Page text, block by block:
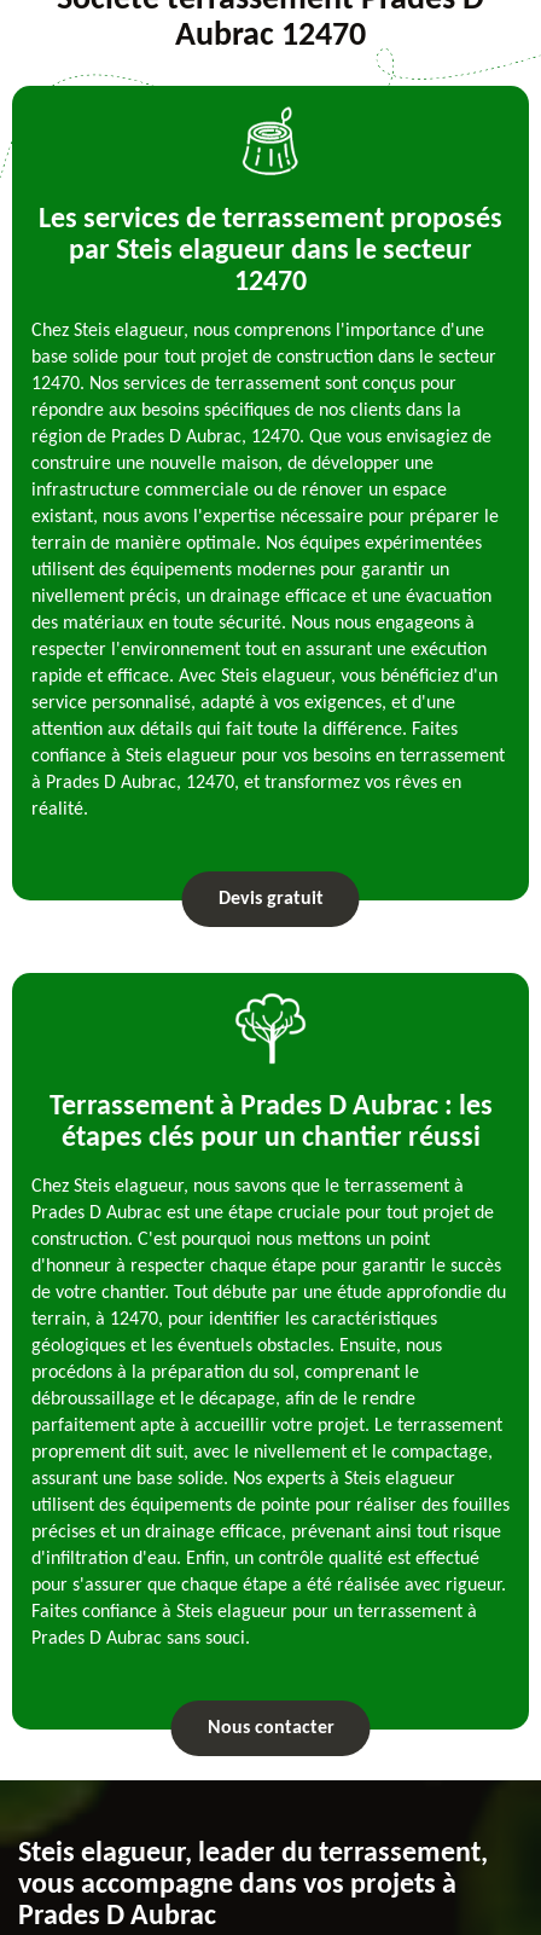
Aubrac 12470
Les services de terrassement proposés
par Steis elagueur dans le secteur
12470
Chez Steis elagueur, nous comprenons l'importance d'une
base solide pour tout projet de construction dans le secteur
12470. Nos services de terrassement sont conçus pour
répondre aux besoins spécifiques de nos clients dans la
région de Prades D Aubrac, 12470. Que vous envisagiez de
construire une nouvelle maison, de développer une
infrastructure commerciale ou de rénover un espace
existant, nous avons l'expertise nécessaire pour préparer le
terrain de manière optimale. Nos équipes expérimentées
utilisent des équipements modernes pour garantir un
nivellement précis, un drainage efficace et une évacuation
des matériaux en toute sécurité. Nous nous engageons à
respecter l'environnement tout en assurant une exécution
rapide et efficace. Avec Steis elagueur, vous bénéficiez d'un
service personnalisé, adapté à vos exigences, et d'une
attention aux détails qui fait toute la différence. Faites
confiance à Steis elagueur pour vos besoins en terrassement
à Prades D Aubrac, 12470, et transformez vos rêves en
réalité.
Devis gratuit
Terrassement à Prades D Aubrac : les
étapes clés pour un chantier réussi
Chez Steis elagueur, nous savons que le terrassement à
Prades D Aubrac est une étape cruciale pour tout projet de
construction. C'est pourquoi nous mettons un point
d'honneur à respecter chaque étape pour garantir le succès
de votre chantier. Tout débute par une étude approfondie du
terrain, à 12470, pour identifier les caractéristiques
géologiques et les éventuels obstacles. Ensuite, nous
procédons à la préparation du sol, comprenant le
débroussaillage et le décapage, afin de le rendre
parfaitement apte à accueillir votre projet. Le terrassement
proprement dit suit, avec le nivellement et le compactage,
assurant une base solide. Nos experts à Steis elagueur
utilisent des équipements de pointe pour réaliser des fouilles
précises et un drainage efficace, prévenant ainsi tout risque
d'infiltration d'eau. Enfin, un contrôle qualité est effectué
pour s'assurer que chaque étape a été réalisée avec rigueur.
Faites confiance à Steis elagueur pour un terrassement à
Prades D Aubrac sans souci.
Nous contacter
Steis elagueur, leader du terrassement,
vous accompagne dans vos projets à
Prades D Aubrac